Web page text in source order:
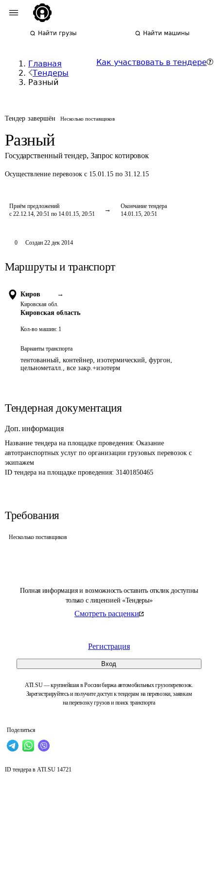
Найти грузы Найти машины
Главная
Тендеры
Разный
Как участвовать в тендере
Тендер завершён Несколько поставщиков
Разный
Государственный тендер, Запрос котировок
Осуществление перевозок с 15.01.15 по 31.12.15
Приём предложений
с 22.12.14, 20:51 по 14.01.15, 20:51
Окончание тендера
14.01.15, 20:51
Полная информация и возможность оставить отклик доступны
только с лицензией «Тендеры»
Смотреть расценки
Регистрация
Вход
ATI.SU — крупнейшая в России биржа автомобильных грузоперевозок.
Зарегистрируйтесь и получите доступ к тендерам на перевозки, заявкам
на перевозку грузов и поиск транспорта
Поделиться
0 Создан 22 дек 2014
Маршруты и транспорт
Киров →
Кировская обл.
Кировская область
Кол-во машин: 1
Варианты транспорта
тентованный, контейнер, изотермический, фургон,
цельнометалл., все закр.+изотерм
Тендерная документация
Доп. информация
Название тендера на площадке проведения: Оказание
автотранспортных услуг по организации грузовых перевозок с
экипажем
ID тендера на площадке проведения: 31401850465
Требования
Несколько поставщиков
ID тендера в ATI.SU 14721